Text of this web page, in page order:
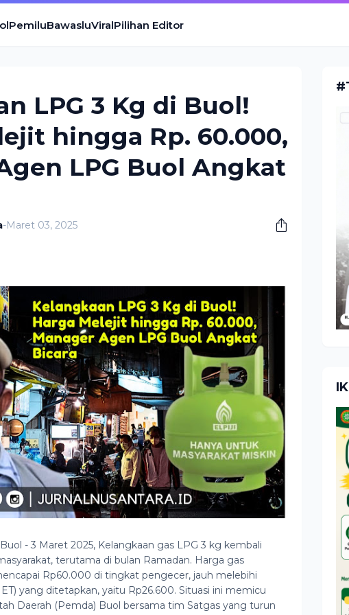
PemiluBawasluViralPilihan Editor
LPG 3 Kg di Buol!
hingga Rp. 60.000,
LPG Buol Angkat
-Maret 03, 2025
- 3 Maret 2025, Kelangkaan gas LPG 3 kg kembali
terutama di bulan Ramadan. Harga gas
Rp60.000 di tingkat pengecer, jauh melebihi
yang ditetapkan, yaitu Rp26.600. Situasi ini memicu
Daerah (Pemda) Buol bersama tim Satgas yang turun